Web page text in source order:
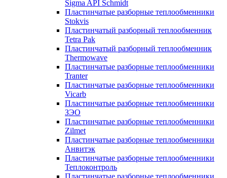
Sigma API Schmidt
Пластинчатые разборные теплообменники
Stokvis
Пластинчатый разборный теплообменник
Tetra Pak
Пластинчатый разборный теплообменник
Thermowave
Пластинчатые разборные теплообменники
Tranter
Пластинчатые разборные теплообменники
Vicarb
Пластинчатые разборные теплообменники
ЗЭО
Пластинчатые разборные теплообменники
Zilmet
Пластинчатые разборные теплообменники
Анвитэк
Пластинчатые разборные теплообменники
Теплоконтроль
Пластинчатые разборные теплообменники